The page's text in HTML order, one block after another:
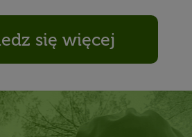
się więcej